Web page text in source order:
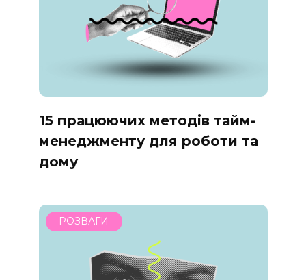
15 працюючих методів тайм-
менеджменту для роботи та
дому
РОЗВАГИ